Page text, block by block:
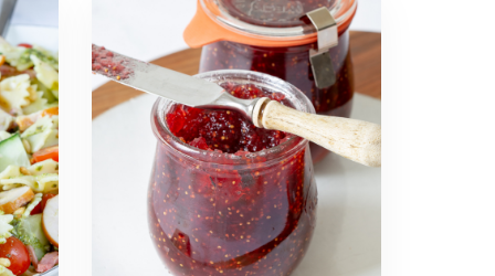
about
De
lekkerste
vijgenjam